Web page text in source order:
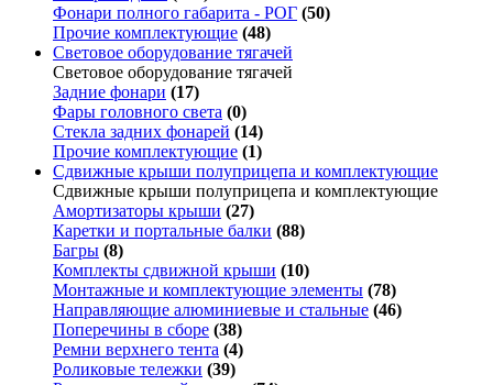
Фонари полного габарита - РОГ (50)
Прочие комплектующие (48)
Световое оборудование тягачей
Световое оборудование тягачей
Задние фонари (17)
Фары головного света (0)
Стекла задних фонарей (14)
Прочие комплектующие (1)
Сдвижные крыши полуприцепа и комплектующие
Сдвижные крыши полуприцепа и комплектующие
Амортизаторы крыши (27)
Каретки и портальные балки (88)
Багры (8)
Комплекты сдвижной крыши (10)
Монтажные и комплектующие элементы (78)
Направляющие алюминиевые и стальные (46)
Поперечины в сборе (38)
Ремни верхнего тента (4)
Роликовые тележки (39)